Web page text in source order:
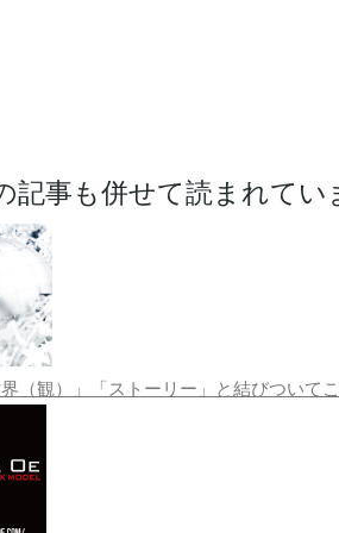
記事も併せて読まれてい
（観）」「ストーリー」と結びついて